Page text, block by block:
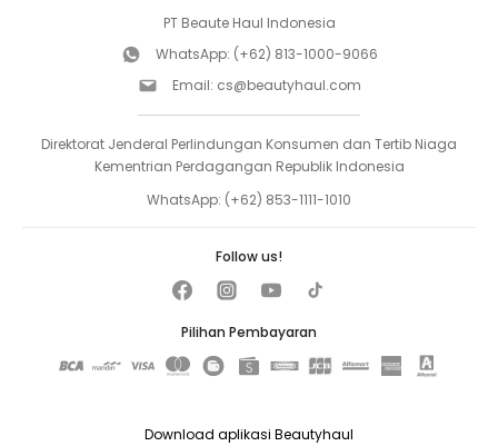
PT Beaute Haul Indonesia
WhatsApp: (+62) 813-1000-9066
Email: cs@beautyhaul.com
Direktorat Jenderal Perlindungan Konsumen dan Tertib Niaga
Kementrian Perdagangan Republik Indonesia
WhatsApp: (+62) 853-1111-1010
Pilihan Pembayaran
Follow us!
Download aplikasi Beautyhaul